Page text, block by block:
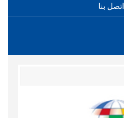
اتصل بنا